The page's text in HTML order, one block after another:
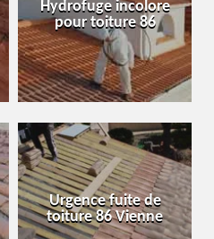
Hydrofuge incolore
pour toiture 86
Urgence fuite de
toiture 86 Vienne